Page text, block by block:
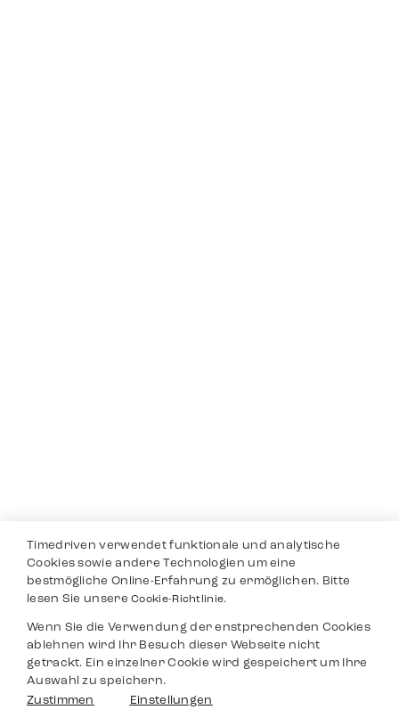
Timedriven verwendet funktionale und analytische
Cookies sowie andere Technologien um eine
bestmögliche Online-Erfahrung zu ermöglichen. Bitte
lesen Sie unsereCookie-Richtlinie.
Wenn Sie die Verwendung der enstprechenden Cookies
ablehnen wird Ihr Besuch dieser Webseite nicht
getrackt. Ein einzelner Cookie wird gespeichert um Ihre
Auswahl zu speichern.
Zustimmen
Einstellungen